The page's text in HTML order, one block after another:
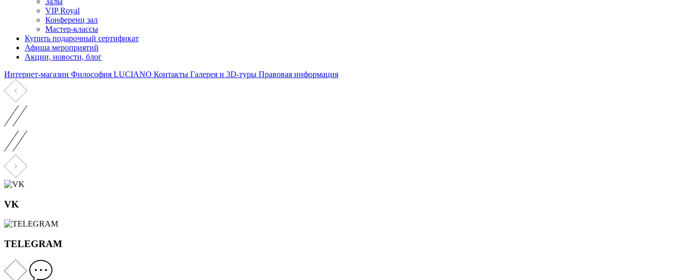
VIP Royal
Конференц зал
Мастер-классы
Купить подарочный сертификат
Афиша мероприятий
Акции, новости, блог
Интернет-магазин Философия LUCIANO Контакты Галерея и 3D-туры Правовая информация
VK
TELEGRAM